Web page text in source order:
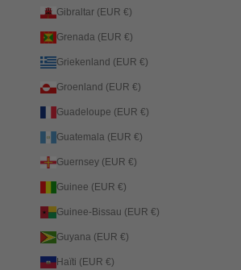
Gibraltar (EUR €)
Grenada (EUR €)
Griekenland (EUR €)
Groenland (EUR €)
Guadeloupe (EUR €)
Guatemala (EUR €)
Guernsey (EUR €)
Guinee (EUR €)
Guinee-Bissau (EUR €)
Guyana (EUR €)
Haïti (EUR €)